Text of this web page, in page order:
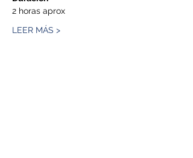
2 horas aprox
LEER MÁS >